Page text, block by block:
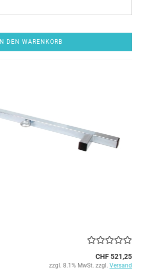
IN DEN WARENKORB
CHF 521,25
zzgl. 8.1% MwSt. zzgl. Versand